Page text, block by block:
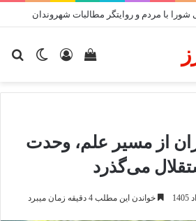
شورا با مردم و روایتگر مطالبات شهروندان
تغییر
ورود
دیدن
خرید
از مسیر علم، وحدت
می‌گذرد
خواندن این مطلب 4 دقیقه زمان میبرد